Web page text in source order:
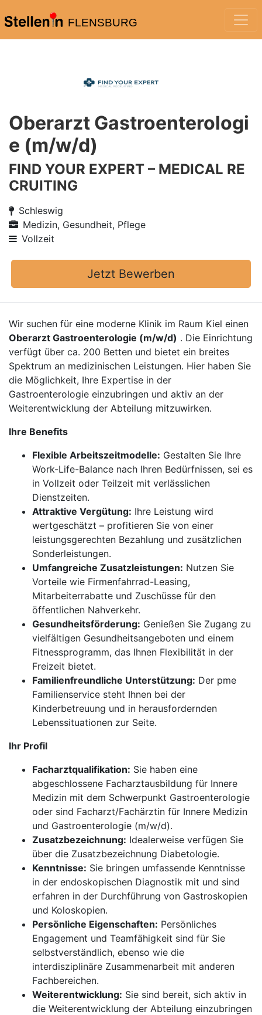
FLENSBURG
Oberarzt Gastroenterologi
e (m/w/d)
FIND YOUR EXPERT – MEDICAL RE
CRUITING
Schleswig
Medizin, Gesundheit, Pflege
Vollzeit
Jetzt Bewerben
Wir suchen für eine moderne Klinik im Raum Kiel einen
Oberarzt Gastroenterologie (m/w/d) . Die Einrichtung
verfügt über ca. 200 Betten und bietet ein breites
Spektrum an medizinischen Leistungen. Hier haben Sie
die Möglichkeit, Ihre Expertise in der
Gastroenterologie einzubringen und aktiv an der
Weiterentwicklung der Abteilung mitzuwirken.
Ihre Benefits
Flexible Arbeitszeitmodelle: Gestalten Sie Ihre
Work-Life-Balance nach Ihren Bedürfnissen, sei es
in Vollzeit oder Teilzeit mit verlässlichen
Dienstzeiten.
Attraktive Vergütung: Ihre Leistung wird
wertgeschätzt – profitieren Sie von einer
leistungsgerechten Bezahlung und zusätzlichen
Sonderleistungen.
Umfangreiche Zusatzleistungen: Nutzen Sie
Vorteile wie Firmenfahrrad-Leasing,
Mitarbeiterrabatte und Zuschüsse für den
öffentlichen Nahverkehr.
Gesundheitsförderung: Genießen Sie Zugang zu
vielfältigen Gesundheitsangeboten und einem
Fitnessprogramm, das Ihnen Flexibilität in der
Freizeit bietet.
Familienfreundliche Unterstützung: Der pme
Familienservice steht Ihnen bei der
Kinderbetreuung und in herausfordernden
Lebenssituationen zur Seite.
Ihr Profil
Facharztqualifikation: Sie haben eine
abgeschlossene Facharztausbildung für Innere
Medizin mit dem Schwerpunkt Gastroenterologie
oder sind Facharzt/Fachärztin für Innere Medizin
und Gastroenterologie (m/w/d).
Zusatzbezeichnung: Idealerweise verfügen Sie
über die Zusatzbezeichnung Diabetologie.
Kenntnisse: Sie bringen umfassende Kenntnisse
in der endoskopischen Diagnostik mit und sind
erfahren in der Durchführung von Gastroskopien
und Koloskopien.
Persönliche Eigenschaften: Persönliches
Engagement und Teamfähigkeit sind für Sie
selbstverständlich, ebenso wie die
interdisziplinäre Zusammenarbeit mit anderen
Fachbereichen.
Weiterentwicklung: Sie sind bereit, sich aktiv in
die Weiterentwicklung der Abteilung einzubringen